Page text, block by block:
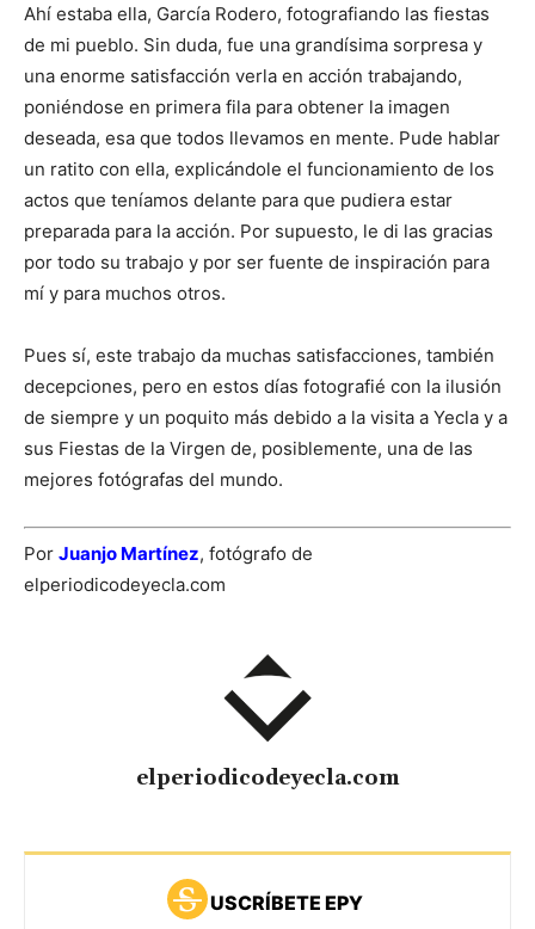
Ahí estaba ella, García Rodero, fotografiando las fiestas
de mi pueblo. Sin duda, fue una grandísima sorpresa y
una enorme satisfacción verla en acción trabajando,
poniéndose en primera fila para obtener la imagen
deseada, esa que todos llevamos en mente. Pude hablar
un ratito con ella, explicándole el funcionamiento de los
actos que teníamos delante para que pudiera estar
preparada para la acción. Por supuesto, le di las gracias
por todo su trabajo y por ser fuente de inspiración para
mí y para muchos otros.
Pues sí, este trabajo da muchas satisfacciones, también
decepciones, pero en estos días fotografié con la ilusión
de siempre y un poquito más debido a la visita a Yecla y a
sus Fiestas de la Virgen de, posiblemente, una de las
mejores fotógrafas del mundo.
Por Juanjo Martínez, fotógrafo de
elperiodicodeyecla.com
elperiodicodeyecla.com
USCRÍBETE EPY